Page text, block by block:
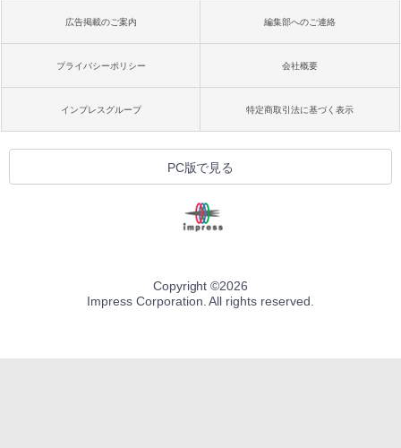
広告掲載のご案内 編集部へのご連絡
プライバシーポリシー 会社概要
インプレスグループ 特定商取引法に基づく表示
PC版で見る
Copyright ©2026
Impress Corporation. All rights reserved.